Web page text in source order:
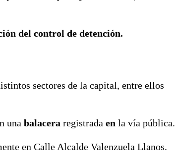
del control de detención.
sectores de la capital, entre ellos
una balacera registrada en la vía pública.
en Calle Alcalde Valenzuela Llanos.